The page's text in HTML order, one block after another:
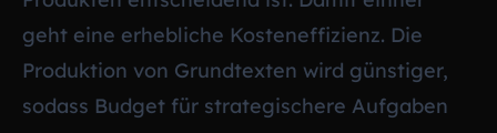
geht eine erhebliche Kosteneffizienz. Die
Produktion von Grundtexten wird günstiger,
sodass Budget für strategischere Aufgaben